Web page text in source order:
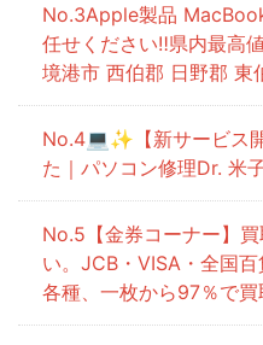
Apple製品
任せください‼県内最高
境港市 西伯郡 日野郡 東
💻✨【新サービス
た｜パソコン修理Dr. 米
【金券コーナー】
い。JCB・VISA・全国
各種、一枚から97％で買